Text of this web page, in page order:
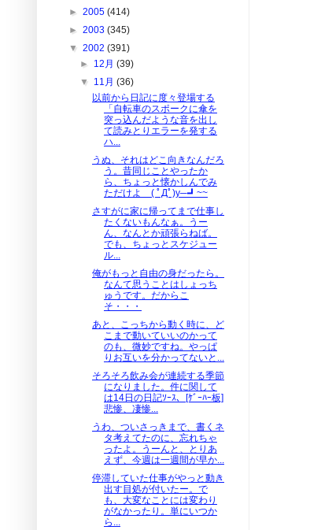
► 2005 (414)
► 2003 (345)
▼ 2002 (391)
► 12月(39)
▼ 11月(36)
以前から日記に度々登場する
「自転車のスポークに傘を
突っ込んだような音を出し
て読みとりエラーを発する
ハ...
うぬ、それはどこ向きなんだろ
う。昔同じことやったか
ら、ちょっと懐かしんでみ
ただけよ ( ﾟДﾟ)y─┛~~
さすがに家に帰ってまで仕事し
たくないもんなぁ。うー
ん、なんとか頑張らねば。
でも、ちょっとスケジュー
ル...
俺がもっと自由の身だったら。
なんて思うことはしょっち
ゅうです。だからこ
そ・・・
あと、こっちから動く時に、ど
こまで動いていいのかって
のも、微妙ですね。やっぱ
りお互いを分かってないと...
そろそろ飲み会が連続する季節
になりました。件に関して
は14日の日記ｿｰｽ、[ｹﾞｰﾊｰ板]
悲惨、凄惨...
うわ、ついさっきまで、書くネ
タ考えてたのに、忘れちゃ
ったよ。うーんと、とりあ
えず、今週は一週間が早か...
停滞していた仕事がやっと動き
出す目処が付いたー。で
も、大変なことには変わり
がなかったり。単にいつか
ら...